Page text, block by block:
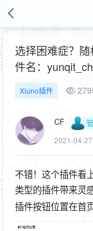
选择困难症？
件名：
Xiuno插件
CF
2021-04-
不错！这个插件看
类型的插件带来灵感
插件按钮位置在首